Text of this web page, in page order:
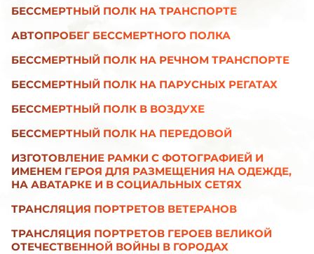
БЕССМЕРТНЫЙ ПОЛК НА ТРАНСПОРТЕ
АВТОПРОБЕГ БЕССМЕРТНОГО ПОЛКА
БЕССМЕРТНЫЙ ПОЛК НА РЕЧНОМ ТРАНСПОРТЕ
БЕССМЕРТНЫЙ ПОЛК НА ПАРУСНЫХ РЕГАТАХ
БЕССМЕРТНЫЙ ПОЛК В ВОЗДУХЕ
БЕССМЕРТНЫЙ ПОЛК НА ПЕРЕДОВОЙ
ИЗГОТОВЛЕНИЕ РАМКИ С ФОТОГРАФИЕЙ И
ИМЕНЕМ ГЕРОЯ ДЛЯ РАЗМЕЩЕНИЯ НА ОДЕЖДЕ,
НА АВАТАРКЕ И В СОЦИАЛЬНЫХ СЕТЯХ
ТРАНСЛЯЦИЯ ПОРТРЕТОВ ВЕТЕРАНОВ
ТРАНСЛЯЦИЯ ПОРТРЕТОВ ГЕРОЕВ ВЕЛИКОЙ
ОТЕЧЕСТВЕННОЙ ВОЙНЫ В ГОРОДАХ